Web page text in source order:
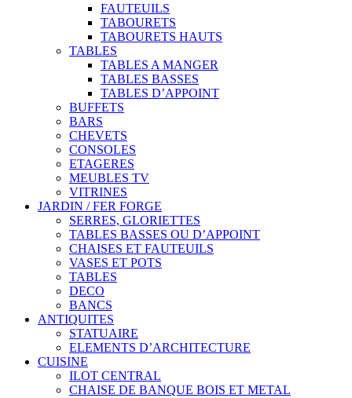
FAUTEUILS
TABOURETS
TABOURETS HAUTS
TABLES
TABLES A MANGER
TABLES BASSES
TABLES D’APPOINT
BUFFETS
BARS
CHEVETS
CONSOLES
ETAGERES
MEUBLES TV
VITRINES
JARDIN / FER FORGE
SERRES, GLORIETTES
TABLES BASSES OU D’APPOINT
CHAISES ET FAUTEUILS
VASES ET POTS
TABLES
DECO
BANCS
ANTIQUITES
STATUAIRE
ELEMENTS D’ARCHITECTURE
CUISINE
ILOT CENTRAL
CHAISE DE BANQUE BOIS ET METAL